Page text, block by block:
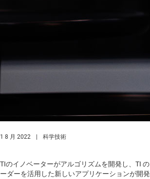
1 8 月 2022 科学技術
TIのイノベーターがアルゴリズムを開発し、TI
ーダーを活用した新しいアプリケーションが開